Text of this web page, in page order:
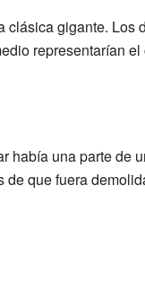
gigante. Los
representarían
había una parte de
que fuera